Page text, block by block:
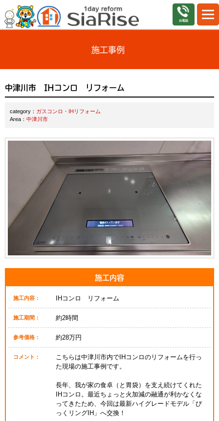
施工事例
中津川市 IHコンロ リフォーム
category： ガスコンロ・IHリフォーム
Area： 中津川市
施工内容
施工内容： IHコンロ リフォーム
施工期間： 約2時間
参考価格： 約28万円
コメント：
こちらは中津川市内でIHコンロのリフォームを行っ
た現場の施工事例です。
長年、我が家の食卓（と胃袋）を支え続けてくれた
IHコンロ。最近ちょっと火加減の融通が利かなくな
ってきたため、今回は最新ハイグレードモデル「び
っくリングIH」へ交換！